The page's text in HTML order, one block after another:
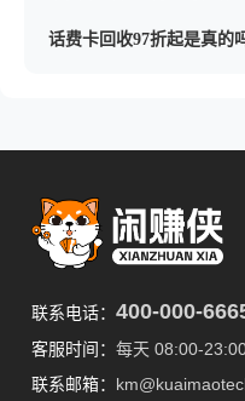
话费卡回收97折起是真的
联系电话： 400-000-
客服时间： 每天 08:00-
联系邮箱：